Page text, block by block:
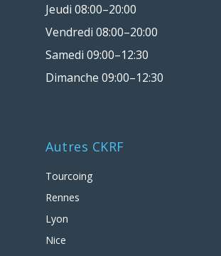
Jeudi 08:00–20:00
Vendredi 08:00–20:00
Samedi 09:00–12:30
Dimanche 09:00–12:30
Autres CKRF
Tourcoing
Rennes
Lyon
Nice